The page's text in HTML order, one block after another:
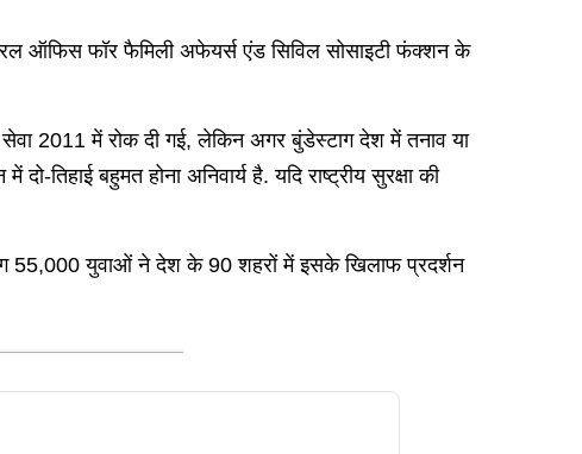
ऑफिस फॉर फैमिली अफेयर्स एंड सिविल सोसाइटी फंक्शन के
सेवा 2011 में रोक दी गई, लेकिन अगर बुंडेस्टाग देश में तनाव या
बहुमत होना अनिवार्य है. यदि राष्ट्रीय सुरक्षा की
55,000 युवाओं ने देश के 90 शहरों में इसके खिलाफ प्रदर्शन